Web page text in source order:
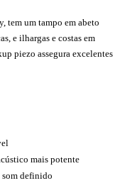
tem um tampo em abeto
e ilhargas e costas em
piezo assegura excelentes
mais potente
som definido